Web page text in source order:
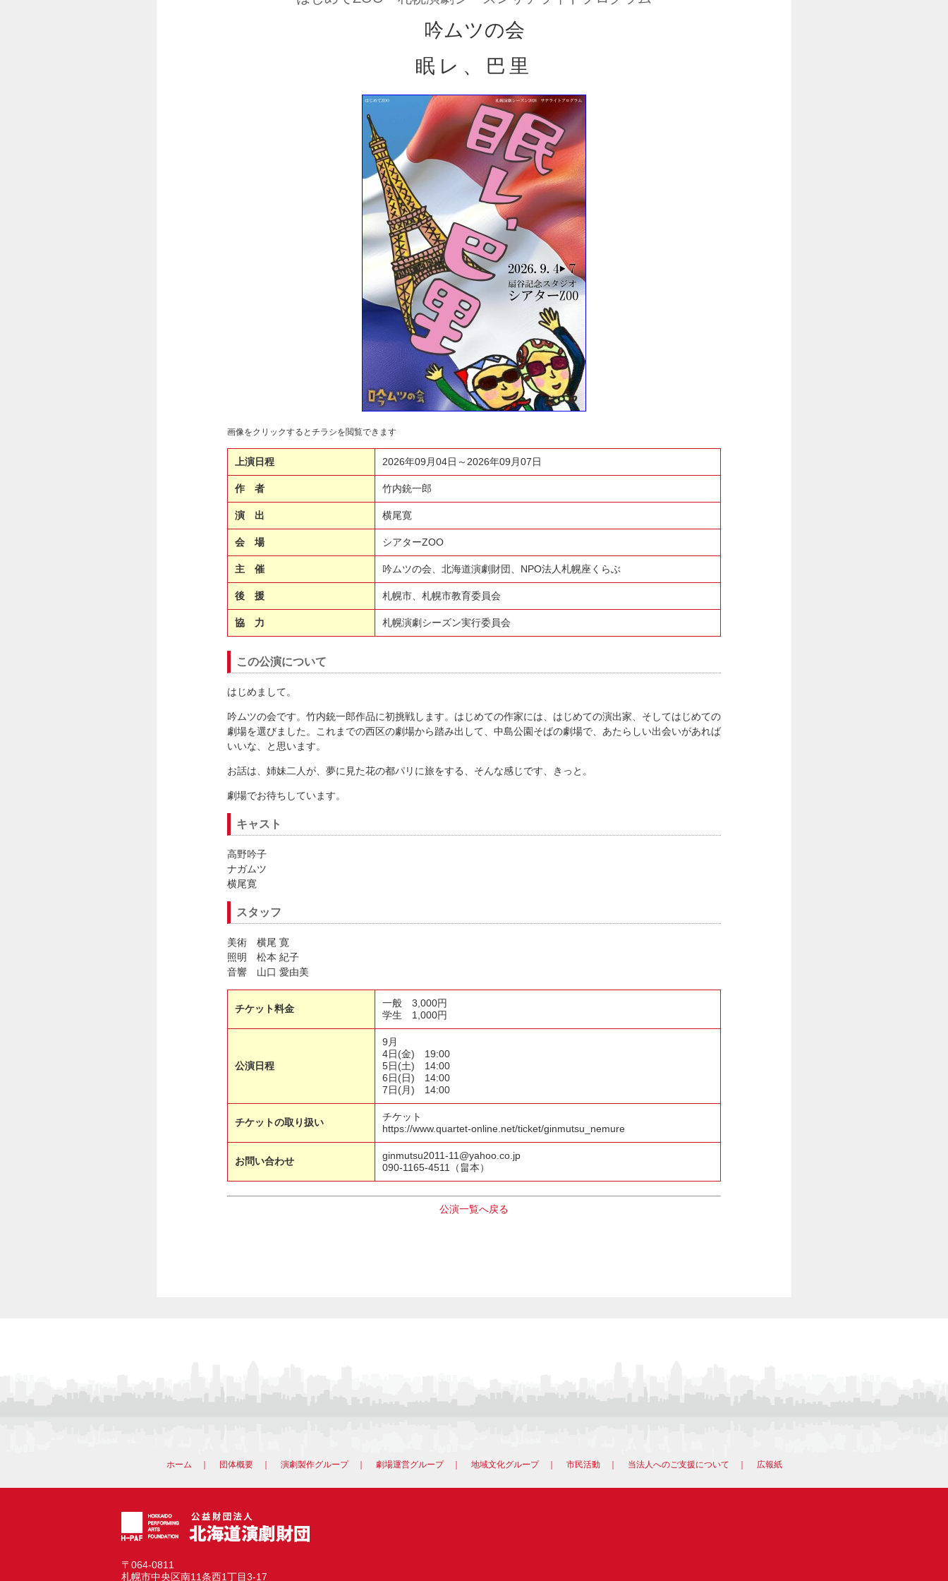
眠レ、巴里
吟ムツの会
画像をクリックするとチラシを閲覧できます
上演日程 2026年09月04日～2026年09月07日
作 者 竹内銃一郎
演 出 横尾寛
会 場 シアターZOO
主 催 吟ムツの会、北海道演劇財団、NPO法人札幌座くらぶ
後 援 札幌市、札幌市教育委員会
協 力 札幌演劇シーズン実行委員会
この公演について
はじめまして。
吟ムツの会です。竹内銃一郎作品に初挑戦します。はじめての作家には、はじめての演出家、そしてはじめての
劇場を選びました。これまでの西区の劇場から踏み出して、中島公園そばの劇場で、あたらしい出会いがあれば
いいな、と思います。
お話は、姉妹二人が、夢に見た花の都パリに旅をする、そんな感じです、きっと。
劇場でお待ちしています。
キャスト
高野吟子
ナガムツ
横尾寛
スタッフ
美術 横尾 寛
​照明 松本 紀子
音響 山口 愛由美
チケット料金
一般 3,000円
学生 1,000円
公演日程
9月
4日(金) 19:00
5日(土) 14:00
6日(日) 14:00
7日(月) 14:00
チケットの取り扱い
チケット
https://www.quartet-online.net/ticket/ginmutsu_nemure
お問い合わせ
ginmutsu2011-11@yahoo.co.jp
090-1165-4511（畠本）
公演一覧へ戻る
ホーム 団体概要｜ 演劇製作グループ｜ 劇場運営グループ｜ 地域文化グループ｜ 市民活動｜ 当法人へのご支援について 広報紙
〒064-0811
札幌市中央区南11条西1丁目3-17